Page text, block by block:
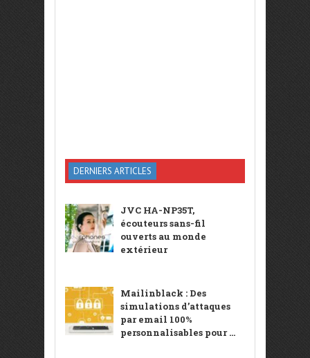
DERNIERS ARTICLES
JVC HA-NP35T,
écouteurs sans-fil
ouverts au monde
extérieur
Mailinblack : Des
simulations d’attaques
par email 100%
personnalisables pour ...